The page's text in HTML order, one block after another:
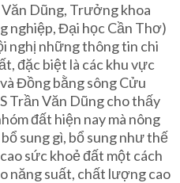
Dũng, Trưởng khoa
nghiệp, Đại học Cần Thơ)
nghị những thông tin chi
đặc biệt là các khu vực
Đồng bằng sông Cửu
Trần Văn Dũng cho thấy
đất hiện nay mà nông
sung gì, bổ sung như thế
sức khoẻ đất một cách
năng suất, chất lượng cao